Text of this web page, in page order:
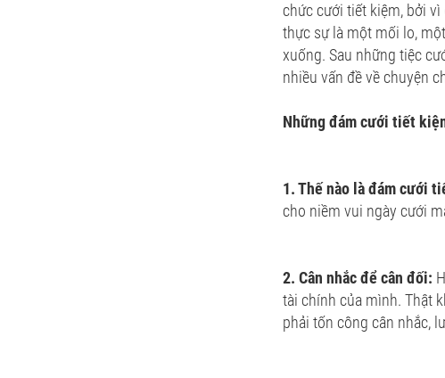
chức cưới tiết kiệm, bởi
thực sự là một mối lo,
xuống. Sau những tiệc
nhiều vấn đề về chuyện
Những đám cưới tiết
1. Thế nào là đám cưới
cho niềm vui ngày cưới
2. Cân nhắc để cân đối:
tài chính của mình. Thật
phải tốn công cân nhắc,